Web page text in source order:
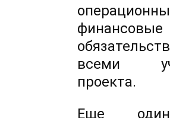
финансовые
всеми
проекта.
Еще